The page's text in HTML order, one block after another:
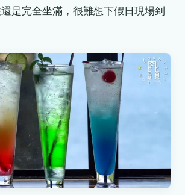
是完全坐滿，很難想下假日現場到